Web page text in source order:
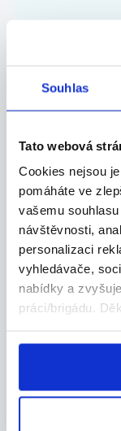
Souhlas
Tato webová
Cookies nejsou
pomáháte ve
vašemu
návštěvnosti,
personalizaci
vyhledávače,
nabídky a
práci/brigádu.
Výplaty
kamionů
140Kč/
Česká